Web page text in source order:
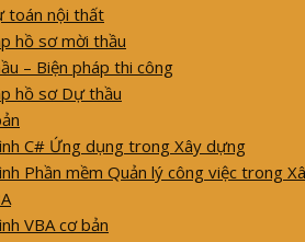
toán nội thất
hồ sơ mời thầu
– Biện pháp thi công
hồ sơ Dự thầu
C# Ứng dụng trong Xây dựng
Phần mềm Quản lý công việc trong
VBA cơ bản